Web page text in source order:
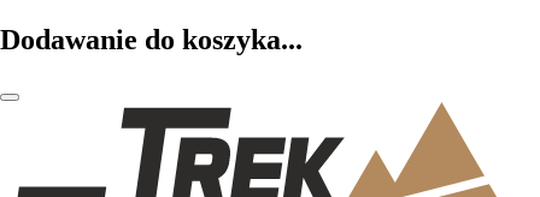
Dodawanie do koszyka...